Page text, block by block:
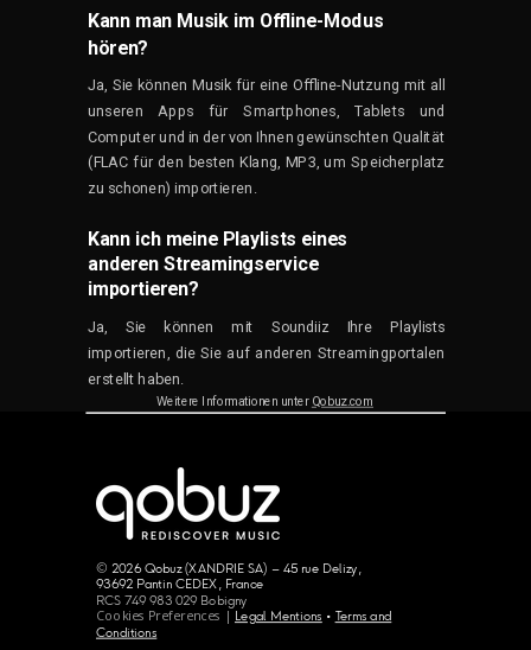
© 2026 Qobuz (XANDRIE SA) – 45 rue Delizy,
93692 Pantin CEDEX, France
RCS 749 983 029 Bobigny
Cookies Preferences | Legal Mentions •
Terms and
Conditions
Kann man Musik im Offline-Modus
hören?
Ja, Sie können Musik für eine Offline-Nutzung mit all
unseren Apps für Smartphones, Tablets und
Computer und in der von Ihnen gewünschten Qualität
(FLAC für den besten Klang, MP3, um Speicherplatz
zu schonen) importieren.
Kann ich meine Playlists eines
anderen Streamingservice
importieren?
Ja, Sie können mit Soundiiz Ihre Playlists
importieren, die Sie auf anderen Streamingportalen
erstellt haben.
Weitere Informationen unter Qobuz.com